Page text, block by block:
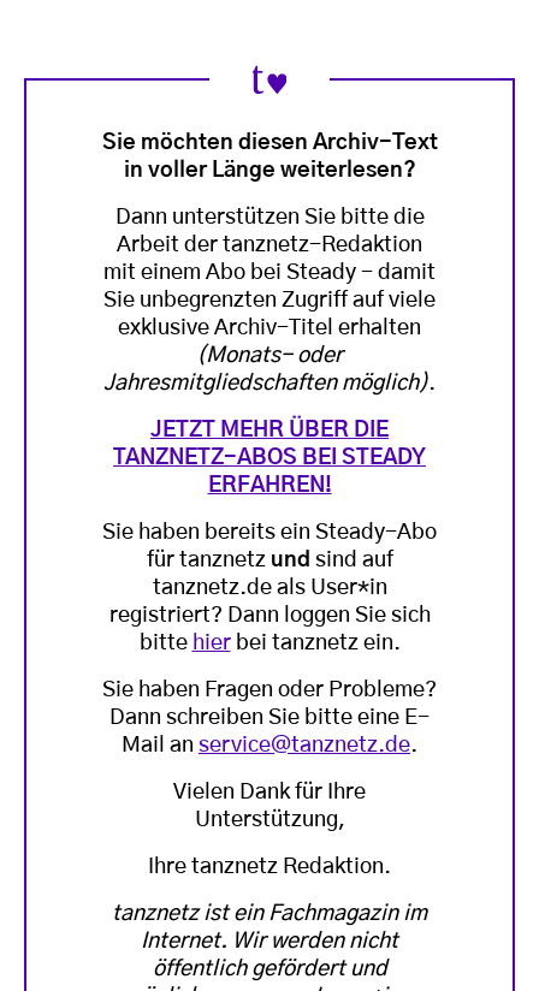
Sie möchten diesen Archiv-Text
in voller Länge weiterlesen?
Dann unterstützen Sie bitte die
Arbeit der tanznetz-Redaktion
mit einem Abo bei Steady - damit
Sie unbegrenzten Zugriff auf viele
exklusive Archiv-Titel erhalten
(Monats- oder
Jahresmitgliedschaften möglich).
JETZT MEHR ÜBER DIE
TANZNETZ-ABOS BEI STEADY
ERFAHREN!
Sie haben bereits ein Steady-Abo
für tanznetz und sind auf
tanznetz.de als User*in
registriert? Dann loggen Sie sich
bitte hierbei tanznetz ein.
Sie haben Fragen oder Probleme?
Dann schreiben Sie bitte eine E-
Mail an service@tanznetz.de.
Vielen Dank für Ihre
Unterstützung,
Ihre tanznetz Redaktion.
tanznetz ist ein Fachmagazin im
Internet. Wir werden nicht
öffentlich gefördert und